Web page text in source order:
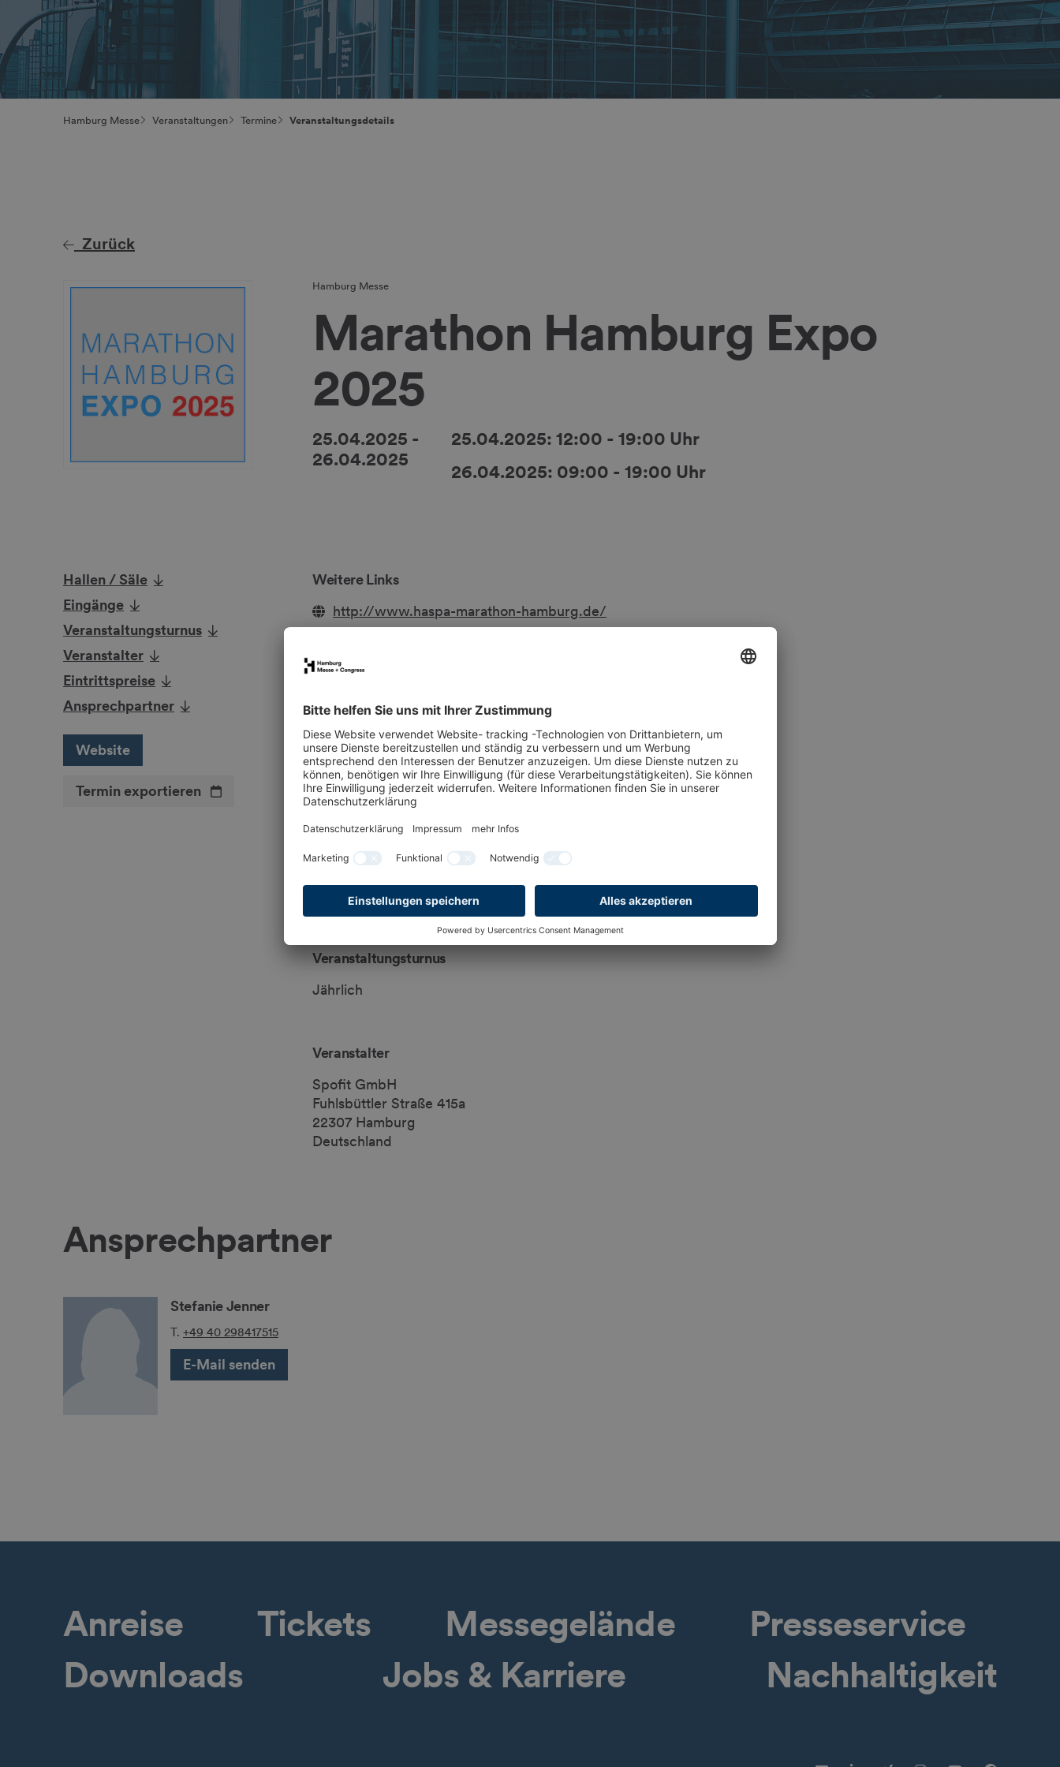
Hamburg Messe Veranstaltungen Termine Veranstaltungsdetails
Zurück
Hamburg Messe
Marathon Hamburg Expo
2025
25.04.2025 -
26.04.2025
25.04.2025: 12:00 - 19:00 Uhr
26.04.2025: 09:00 - 19:00 Uhr
Hallen / Säle
Eingänge
Veranstaltungsturnus
Veranstalter
Eintrittspreise
Ansprechpartner
Website
Termin exportieren
Weitere Links
http://www.haspa-marathon-hamburg.de/
Hallen / Säle
Halle A3
Eingänge
Eingang Mitte und Fußgängertor A3
Eintrittspreise
Eintritt frei
Veranstaltungsturnus
Jährlich
Veranstalter
Spofit GmbH
Fuhlsbüttler Straße 415a
22307 Hamburg
Deutschland
Ansprechpartner
Stefanie Jenner
T. +49 40 298417515
E-Mail senden
Anreise Tickets Messegelände
Presseservice
Downloads
Jobs & Karriere Nachhaltigkeit